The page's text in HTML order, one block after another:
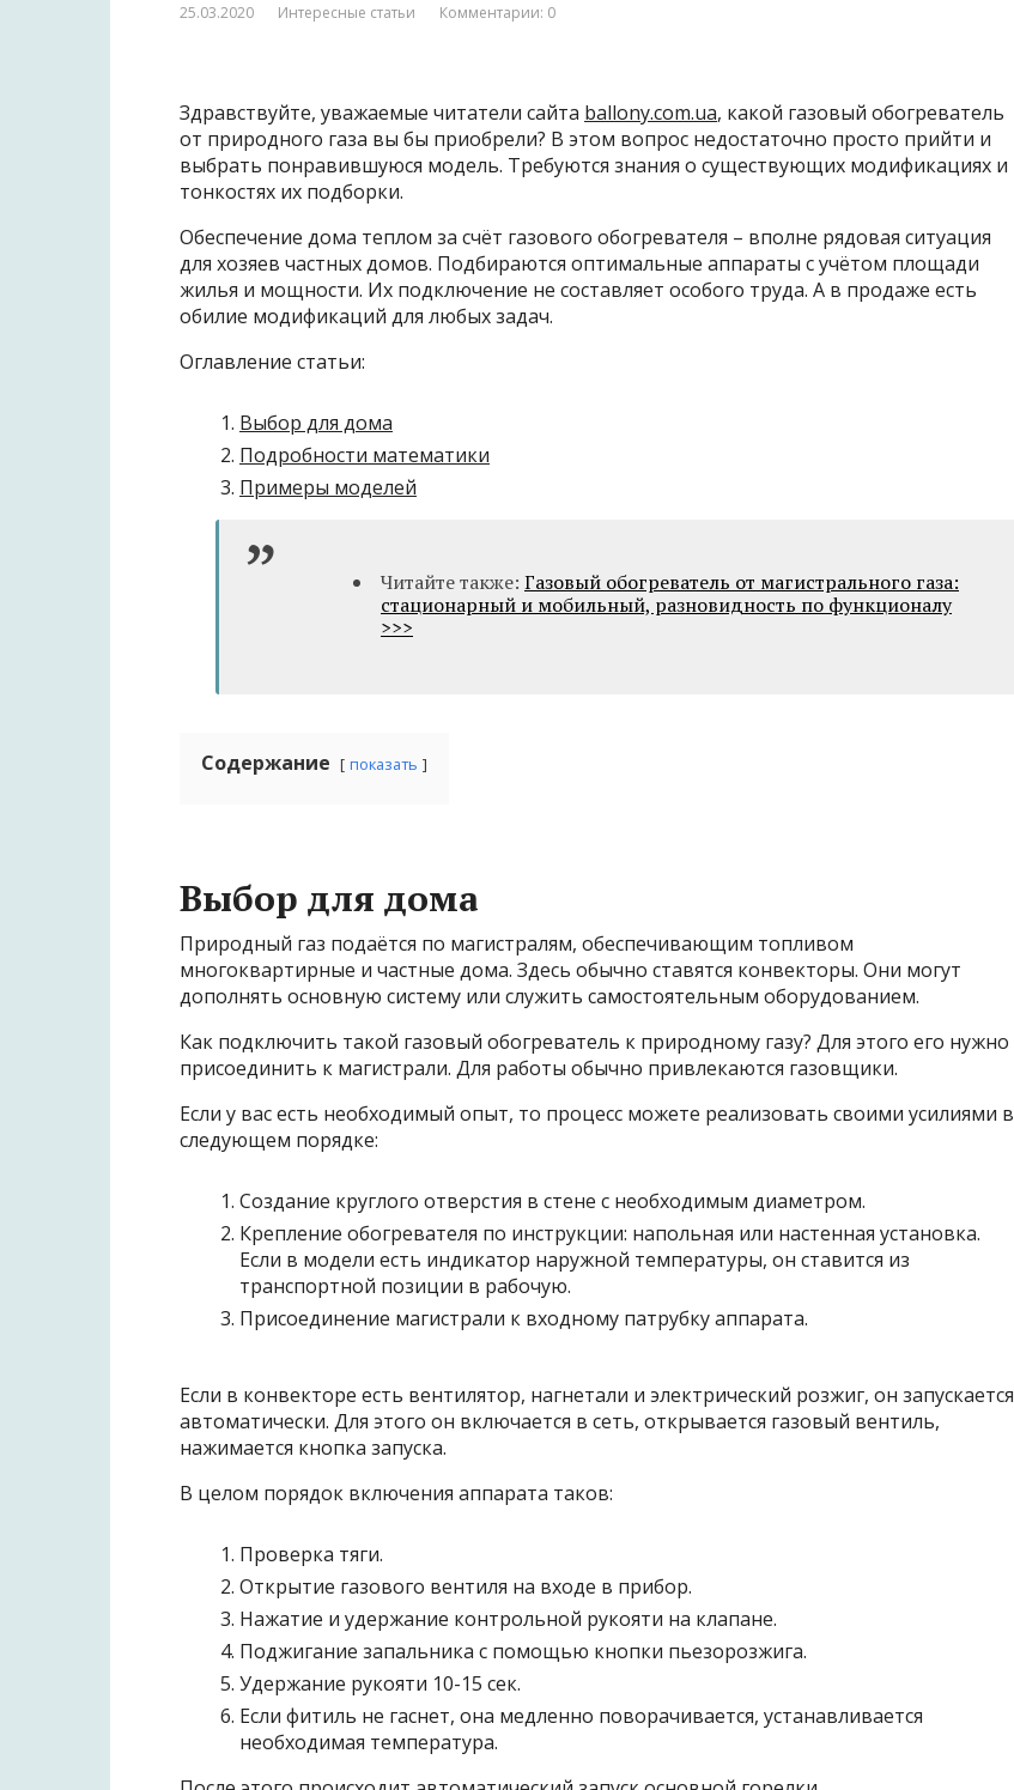
25.03.2020 Интересные статьи Комментарии: 0
Здравствуйте, уважаемые читатели сайта ballony.com.ua, какой газовый обогреватель
от природного газа вы бы приобрели? В этом вопрос недостаточно просто прийти и
выбрать понравившуюся модель. Требуются знания о существующих модификациях и
тонкостях их подборки.
Обеспечение дома теплом за счёт газового обогревателя – вполне рядовая ситуация
для хозяев частных домов. Подбираются оптимальные аппараты с учётом площади
жилья и мощности. Их подключение не составляет особого труда. А в продаже есть
обилие модификаций для любых задач.
Оглавление статьи:
Выбор для дома
Подробности математики
Примеры моделей
Читайте также: Газовый обогреватель от магистрального газа:
стационарный и мобильный, разновидность по функционалу
>>>
Содержание показать
Выбор для дома
Природный газ подаётся по магистралям, обеспечивающим топливом
многоквартирные и частные дома. Здесь обычно ставятся конвекторы. Они могут
дополнять основную систему или служить самостоятельным оборудованием.
Как подключить такой газовый обогреватель к природному газу? Для этого его нужно
присоединить к магистрали. Для работы обычно привлекаются газовщики.
Если у вас есть необходимый опыт, то процесс можете реализовать своими усилиями в
следующем порядке:
Создание круглого отверстия в стене с необходимым диаметром.
Крепление обогревателя по инструкции: напольная или настенная установка.
Если в модели есть индикатор наружной температуры, он ставится из
транспортной позиции в рабочую.
Присоединение магистрали к входному патрубку аппарата.
Если в конвекторе есть вентилятор, нагнетали и электрический розжиг, он запускается
автоматически. Для этого он включается в сеть, открывается газовый вентиль,
нажимается кнопка запуска.
В целом порядок включения аппарата таков:
Проверка тяги.
Открытие газового вентиля на входе в прибор.
Нажатие и удержание контрольной рукояти на клапане.
Поджигание запальника с помощью кнопки пьезорозжига.
Удержание рукояти 10-15 сек.
Если фитиль не гаснет, она медленно поворачивается, устанавливается
необходимая температура.